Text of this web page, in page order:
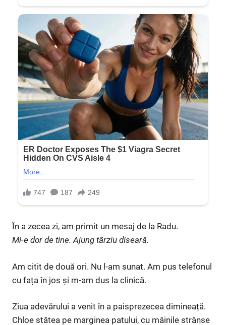
În a zecea zi, am primit un mesaj de la Radu.
Mi-e dor de tine. Ajung târziu diseară.
Am citit de două ori. Nu l-am sunat. Am pus telefonul
cu fața în jos și m-am dus la clinică.
Ziua adevărului a venit în a paisprezecea dimineață.
Chloe stătea pe marginea patului, cu mâinile strânse